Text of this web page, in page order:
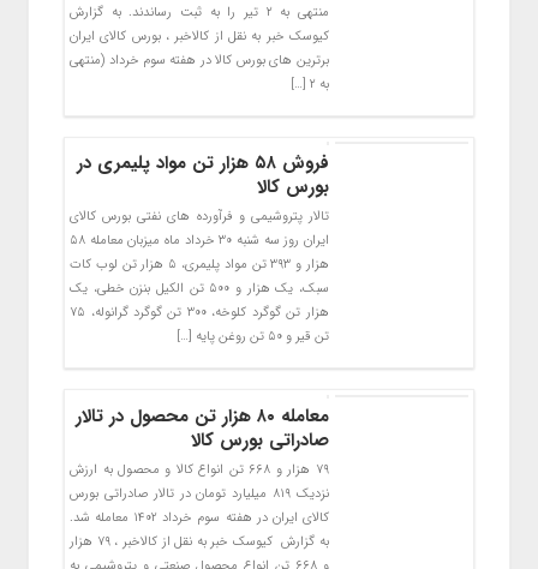
منتهی به ۲ تیر را به ثبت رساندند. به گزارش
کیوسک خبر به نقل از کالاخبر ، بورس کالای ایران
برترین های بورس کالا در هفته سوم خرداد (منتهی
به ۲ […]
فروش ۵۸ هزار تن مواد پلیمری در
بورس کالا
تالار پتروشیمی و فرآورده های نفتی بورس کالای
ایران روز سه شنبه ۳۰ خرداد ماه میزبان معامله ۵۸
هزار و ۳۹۳ تن مواد پلیمری، ۵ هزار تن لوب کات
سبک، یک هزار و ۵۰۰ تن الکیل بنزن خطی، یک
هزار تن گوگرد کلوخه، ۳۰۰ تن گوگرد گرانوله، ۷۵
تن قیر و ۵۰ تن روغن پایه […]
معامله ۸۰ هزار تن محصول در تالار
صادراتی بورس کالا
۷۹ هزار و ۶۶۸ تن انواع کالا و محصول به ارزش
نزدیک ۸۱۹ میلیارد تومان در تالار صادراتی بورس
کالای ایران در هفته سوم خرداد ۱۴۰۲ معامله شد.
به گزارش کیوسک خبر به نقل از کالاخبر ، ۷۹ هزار